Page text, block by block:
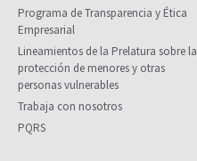
Programa de Transparencia y Ética
Empresarial
Lineamientos de la Prelatura sobre la
protección de menores y otras
personas vulnerables
Trabaja con nosotros
PQRS